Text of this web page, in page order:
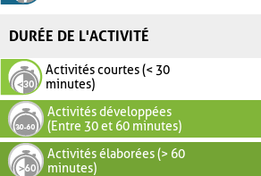
DURÉE DE L'ACTIVITÉ
Activités courtes (< 30
minutes)
Activités développées
(Entre 30 et 60 minutes)
Activités élaborées (> 60
minutes)